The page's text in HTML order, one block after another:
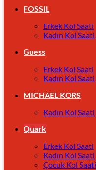
FOSSIL
Erkek Kol Saati
Kadın Kol Saati
Guess
Erkek Kol Saati
Kadın Kol Saati
MICHAEL KORS
Kadın Kol Saati
Quark
Erkek Kol Saati
Kadın Kol Saati
Çocuk Kol Saati